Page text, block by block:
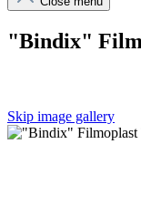
"Bindix"
Skip image gallery